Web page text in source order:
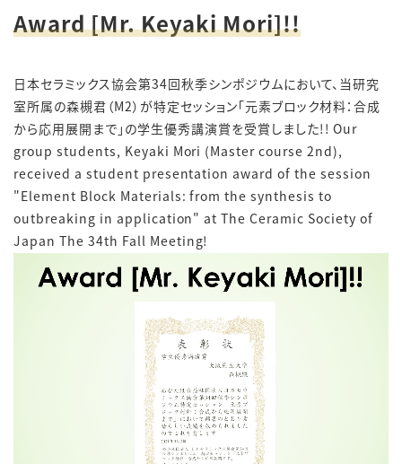
Award [Mr. Keyaki Mori]!!
日本セラミックス協会第34回秋季シンポジウムにおいて、当研究
室所属の森槻君（M2）が特定セッション「元素ブロック材料：合成
から応用展開まで」の学生優秀講演賞を受賞しました!! Our
group students, Keyaki Mori (Master course 2nd),
received a student presentation award of thesession
"Element Block Materials: from the synthesis to
outbreaking in application" atThe Ceramic Society of
Japan The 34th Fall Meeting!